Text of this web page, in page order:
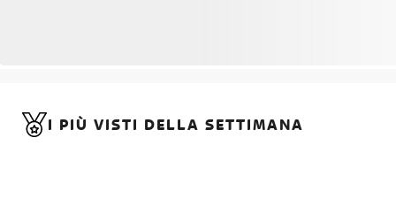
I PIÙ VISTI DELLA SETTIMANA